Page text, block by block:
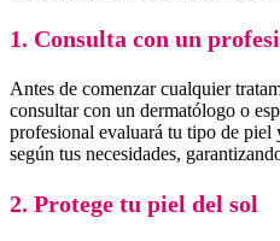
1. Consulta con un
Antes de comenzar cualquier
consultar con un dermatólogo o
profesional evaluará tu tipo de piel
según tus necesidades,
2. Protege tu piel del sol